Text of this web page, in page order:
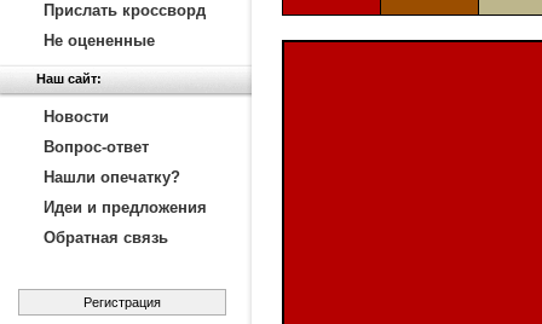
Прислать кроссворд
Не оцененные
Наш сайт:
Новости
Вопрос-ответ
Нашли опечатку?
Идеи и предложения
Обратная связь
Регистрация